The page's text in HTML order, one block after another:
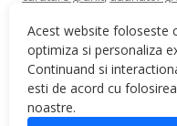
Acest website foloseste
optimiza si personaliza
Continuand si
esti de acord cu
noastre.
daunatoare granit,piatra
March 22, 2022